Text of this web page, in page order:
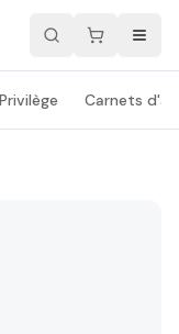
Carnets